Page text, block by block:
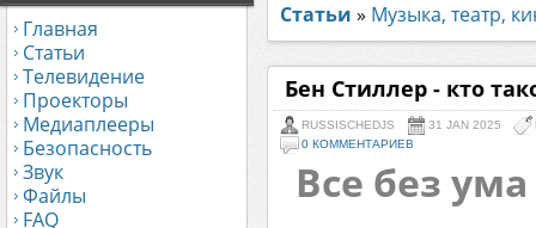
Главная
Статьи
Телевидение
Проекторы
Медиаплееры
Безопасность
Звук
Файлы
FAQ
Статьи » Музыка, театр,
Бен Стиллер - кто
RUSSISCHEDJS 31 JAN 2025
0 КОММЕНТАРИЕВ
Все без